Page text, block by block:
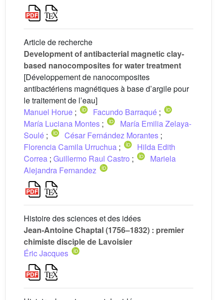
Article de recherche
Development of antibacterial magnetic clay-
based nanocomposites for water treatment
[Développement de nanocomposites
antibactériens magnétiques à base d’argile pour
le traitement de l’eau]
Manuel Horue ; Facundo Barraqué ;
María Luciana Montes ;
María Emilia Zelaya-
Soulé ; César Fernández Morantes ;
Florencia Camila Urruchua ;
Hilda Edith
Correa ; Guillermo Raul Castro ;
Mariela
Alejandra Fernandez
Histoire des sciences et des idées
Jean-Antoine Chaptal (1756–1832) : premier
chimiste disciple de Lavoisier
Éric Jacques